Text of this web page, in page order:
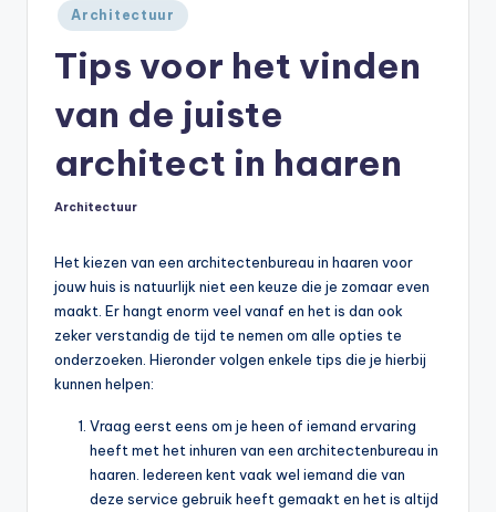
Geplaatst
in
Architectuur
Tips voor het vinden
van de juiste
architect in haaren
Geplaatst
Architectuur
Het kiezen van een architectenbureau in haaren voor
jouw huis is natuurlijk niet een keuze die je zomaar even
maakt. Er hangt enorm veel vanaf en het is dan ook
zeker verstandig de tijd te nemen om alle opties te
onderzoeken. Hieronder volgen enkele tips die je hierbij
kunnen helpen:
Vraag eerst eens om je heen of iemand ervaring
heeft met het inhuren van een architectenbureau in
haaren. Iedereen kent vaak wel iemand die van
deze service gebruik heeft gemaakt en het is altijd